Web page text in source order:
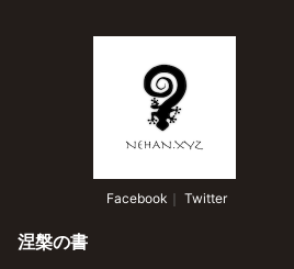
Facebook ｜ Twitter
涅槃の書